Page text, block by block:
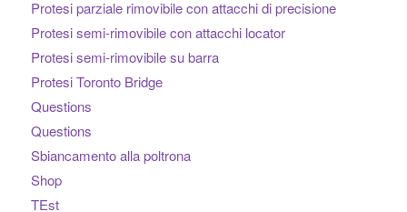
Protesi parziale rimovibile con attacchi di precisione
Protesi semi-rimovibile con attacchi locator
Protesi semi-rimovibile su barra
Protesi Toronto Bridge
Questions
Questions
Sbiancamento alla poltrona
Shop
TEst